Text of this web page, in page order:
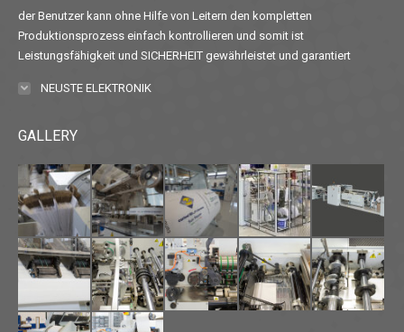
der Benutzer kann ohne Hilfe von Leitern den kompletten
Produktionsprozess einfach kontrollieren und somit ist
Leistungsfähigkeit und SICHERHEIT gewährleistet und garantiert
NEUSTE ELEKTRONIK
GALLERY